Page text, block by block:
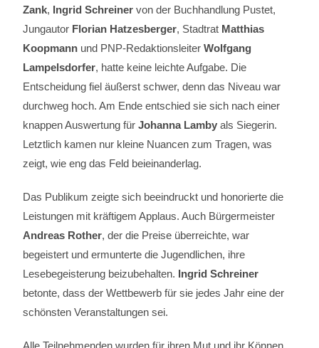
Zank, Ingrid Schreiner von der Buchhandlung Pustet,
Jungautor Florian Hatzesberger, Stadtrat Matthias
Koopmann und PNP-RedaktionsleiterWolfgang
Lampelsdorfer, hatte keine leichte Aufgabe. Die
Entscheidung fiel äußerst schwer, denn das Niveau war
durchweg hoch. Am Ende entschied sie sich nach einer
knappen Auswertung fürJohanna Lamby als Siegerin.
Letztlich kamen nur kleine Nuancen zum Tragen, was
zeigt, wie eng das Feld beieinanderlag.
Das Publikum zeigte sich beeindruckt und honorierte die
Leistungen mit kräftigem Applaus. Auch Bürgermeister
Andreas Rother, der die Preise überreichte, war
begeistert und ermunterte die Jugendlichen, ihre
Lesebegeisterung beizubehalten. Ingrid Schreiner
betonte, dass der Wettbewerb für sie jedes Jahr eine der
schönsten Veranstaltungen sei.
Alle Teilnehmenden wurden für ihren Mut und ihr Können